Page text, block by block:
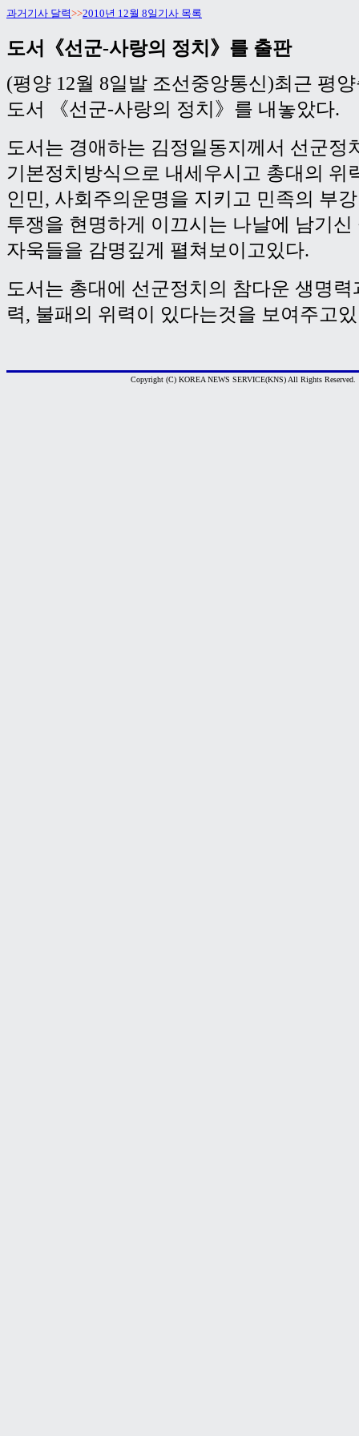
과거기사 달력>>2010년 12월 8일기사 목록
도서《선군-사랑의 정치》를 출판
(평양 12월 8일발 조선중앙통신)최근 평
도서 《선군-사랑의 정치》를 내놓았다.
도서는 경애하는 김정일동지께서 선군정
기본정치방식으로 내세우시고 총대의 위
인민, 사회주의운명을 지키고 민족의 부
투쟁을 현명하게 이끄시는 나날에 남기
자욱들을 감명깊게 펼쳐보이고있다.
도서는 총대에 선군정치의 참다운 생명
력, 불패의 위력이 있다는것을 보여주고
Copyright (C) KOREA NEWS SERVICE(KNS) All Rights Reserved.